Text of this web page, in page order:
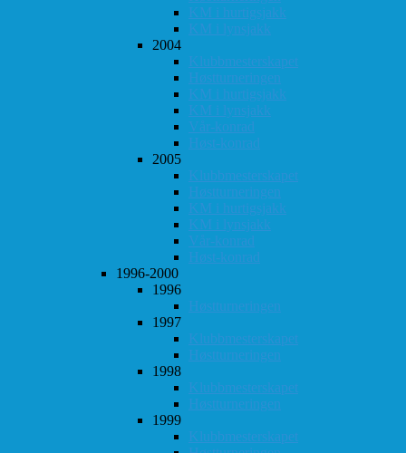
KM i hurtigsjakk
KM i lynsjakk
2004
Klubbmesterskapet
Høstturneringen
KM i hurtigsjakk
KM i lynsjakk
Vår-konrad
Høst-konrad
2005
Klubbmesterskapet
Høstturneringen
KM i hurtigsjakk
KM i lynsjakk
Vår-konrad
Høst-konrad
1996-2000
1996
Høstturneringen
1997
Klubbmesterskapet
Høstturneringen
1998
Klubbmesterskapet
Høstturneringen
1999
Klubbmesterskapet